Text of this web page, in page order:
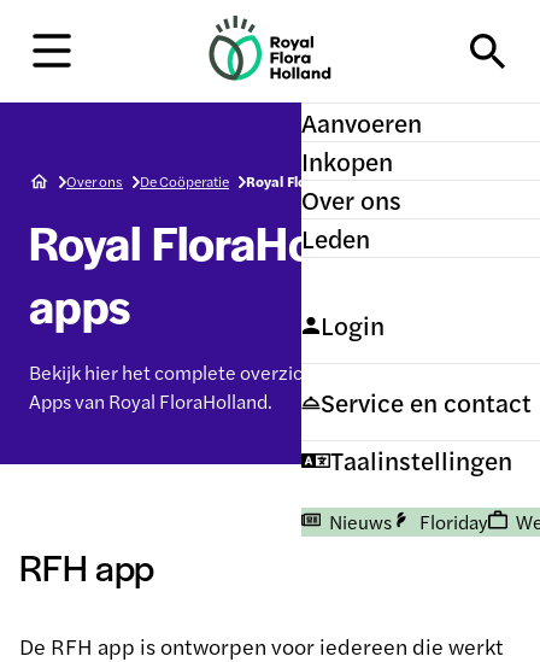
e
Aanvoeren
Inkopen
Over ons
Leden
Login
Service en contact
Taalinstellingen
Nieuws Floriday
Over ons De Coöperatie Royal FloraHolland apps
Royal FloraHolland
apps
Bekijk hier het complete overzicht van de beschikbare
Apps van Royal FloraHolland.
RFH app
De RFH app is ontworpen voor iedereen die werkt